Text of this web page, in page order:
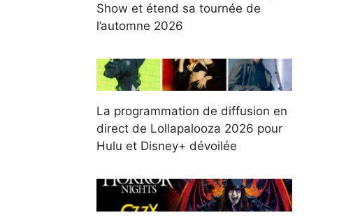
Show et étend sa tournée de
l’automne 2026
La programmation de diffusion en
direct de Lollapalooza 2026 pour
Hulu et Disney+ dévoilée